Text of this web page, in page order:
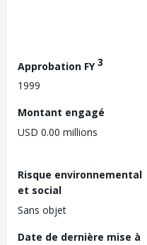
Approbation FY3
1999
Montant engagé
USD 0.00 millions
Risque environnemental
et social
Sans objet
Date de dernière mise à